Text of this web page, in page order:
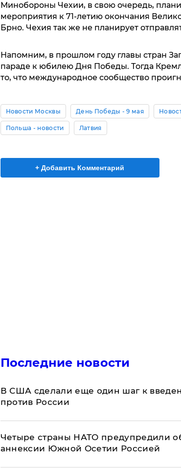
Минобороны Чехии, в свою очередь,
мероприятия к 71-летию окончания
Брно. Чехия так же не планирует
Напомним, в прошлом году главы стран
параде к юбилею Дня Победы. Тогда
то, что международное сообщество
Новости Москвы День Победы - 9 мая
Польша - новости Латвия
+ Добавить Комментарий
Последние новости
В США сделали еще один шаг к
против России
Четыре страны НАТО предупредили
аннексии Южной Осетии Россией